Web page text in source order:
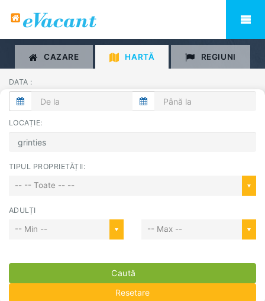
CAZARE HARTĂ REGIUNI
DATA :
LOCAȚIE:
TIPUL PROPRIETĂȚII:
-- -- Toate -- --
ADULȚI
-- Min -- -- Max --
Caută
Resetare